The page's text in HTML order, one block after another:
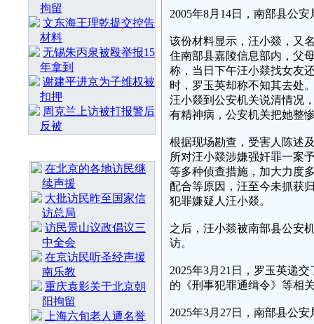
拘留
文东海王理乾提交控告
材料
无锡朱丙泉被殴举报15
年拿到
谢建平进京为子维权被
扣押
周克兰上访被打报警后
反被
在北京的各地访民继
续声援
大批访民昨至国家信
访总局
访民景山议政倡议三
中全会
在京访民听圣经声援
南乐教
重庆袁影关于北京朝
阳拘留
上海六旬老人遭名誉
2005年8月14日，南部县公
该份材料显示，汪小燚，又
住南部县嘉陵信息部内，父
称，当日下午汪小燚找女友
时，罗玉英却称不知其去处
汪小燚到公安机关说清情况
有精神病，公安机关把她整
根据现场勘查，受害人陈述
所对汪小燚涉嫌强奸罪一案
等多种侦查措施，加大力度
配合等原因，汪至今未抓获
犯罪嫌疑人汪小燚。
之后，汪小燚被南部县公安
访。
2025年3月21日，罗玉英递
的《刑事犯罪通缉令》等相
2025年3月27日，南部县公